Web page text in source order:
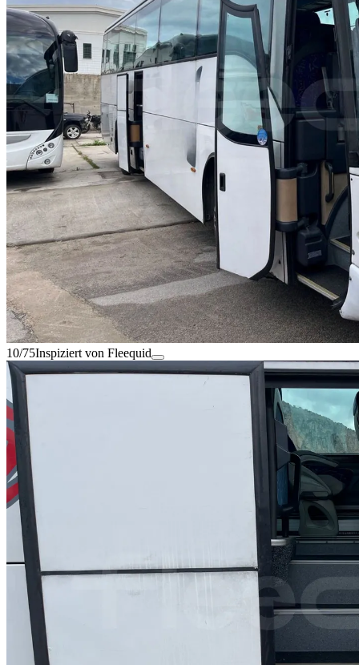
10/75Inspiziert von Fleequid